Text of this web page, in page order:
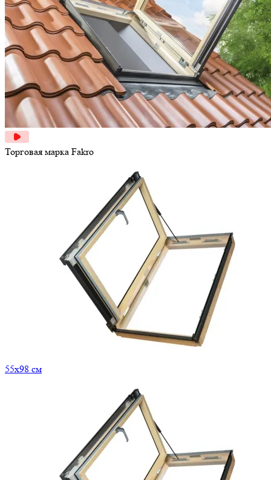
Торговая марка Fakro
55x98 см